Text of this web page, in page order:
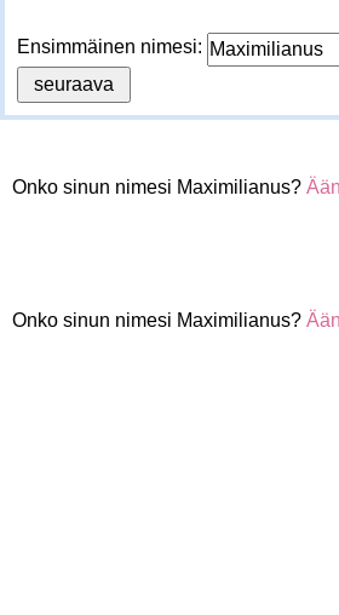
Ensimmäinen nimesi:
Onko sinun nimesi Maximilianus?
Onko sinun nimesi Maximilianus?